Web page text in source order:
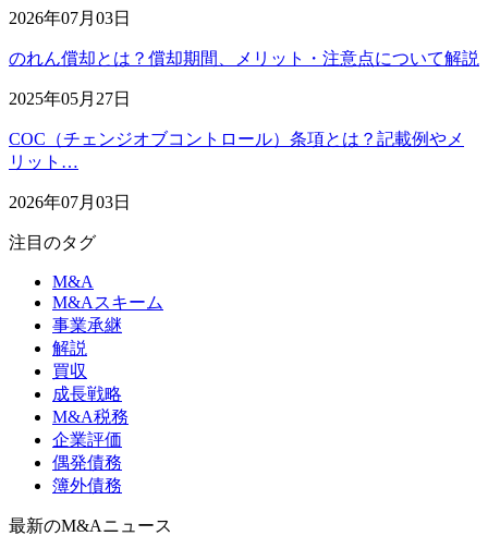
2026年07月03日
のれん償却とは？償却期間、メリット・注意点について解説
2025年05月27日
COC（チェンジオブコントロール）条項とは？記載例やメ
リット…
2026年07月03日
注目のタグ
M&A
M&Aスキーム
事業承継
解説
買収
成長戦略
M&A税務
企業評価
偶発債務
簿外債務
最新のM&Aニュース